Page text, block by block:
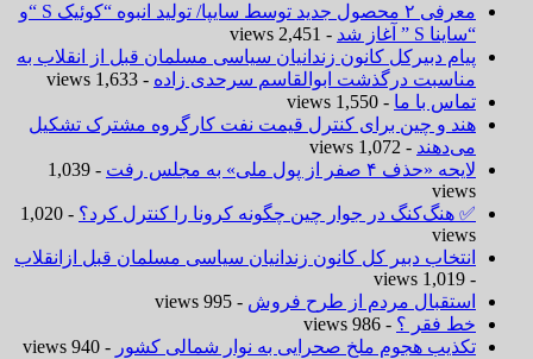
معرفی ۲ محصول جدید توسط سایپا/ تولید انبوه “کوئیک S “و
“ساینا S ” آغاز شد
- 2,451 views
پیام دبیرکل کانون زندانیان سیاسی مسلمان قبل از انقلاب به
مناسبت درگذشت ابوالقاسم سرحدی زاده - 1,633 views
تماس با ما - 1,550 views
هند و چین برای کنترل قیمت نفت کارگروه مشترک تشکیل
می‌دهند - 1,072 views
لایحه «حذف ۴ صفر از پول ملی» به مجلس رفت
- 1,039
views
✅ هنگ‌کنگ در جوار چین چگونه کرونا را کنترل کرد؟
- 1,020
views
انتخاب دبیر کل کانون زندانیان سیاسی مسلمان قبل ازانقلاب
- 1,019 views
استقبال مردم از طرح فروش - 995 views
خط فقر ؟ - 986 views
تکذیب هجوم ملخ صحرایی به نوار شمالی کشور - 940 views